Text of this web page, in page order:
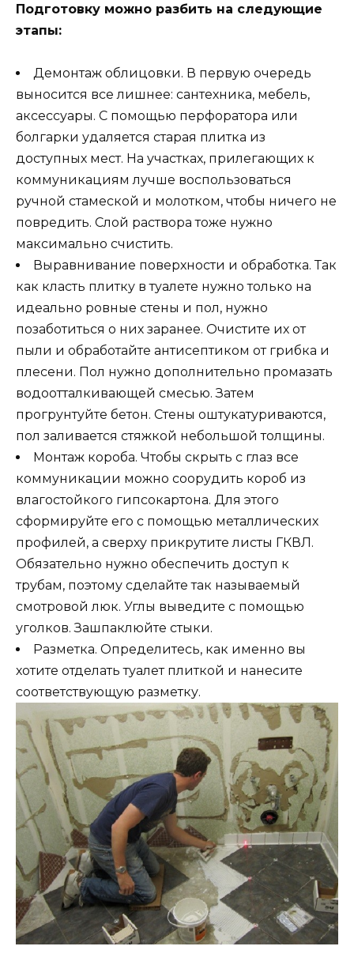
Подготовку можно разбить на следующие
этапы:
Демонтаж облицовки. В первую очередь
выносится все лишнее: сантехника, мебель,
аксессуары. С помощью перфоратора или
болгарки удаляется старая плитка из
доступных мест. На участках, прилегающих к
коммуникациям лучше воспользоваться
ручной стамеской и молотком, чтобы ничего не
повредить. Слой раствора тоже нужно
максимально счистить.
Выравнивание поверхности и обработка. Так
как класть плитку в туалете нужно только на
идеально ровные стены и пол, нужно
позаботиться о них заранее. Очистите их от
пыли и обработайте антисептиком от грибка и
плесени. Пол нужно дополнительно промазать
водоотталкивающей смесью. Затем
прогрунтуйте бетон. Стены оштукатуриваются,
пол заливается стяжкой небольшой толщины.
Монтаж короба. Чтобы скрыть с глаз все
коммуникации можно соорудить короб из
влагостойкого гипсокартона. Для этого
сформируйте его с помощью металлических
профилей, а сверху прикрутите листы ГКВЛ.
Обязательно нужно обеспечить доступ к
трубам, поэтому сделайте так называемый
смотровой люк. Углы выведите с помощью
уголков. Зашпаклюйте стыки.
Разметка. Определитесь, как именно вы
хотите отделать туалет плиткой и нанесите
соответствующую разметку.